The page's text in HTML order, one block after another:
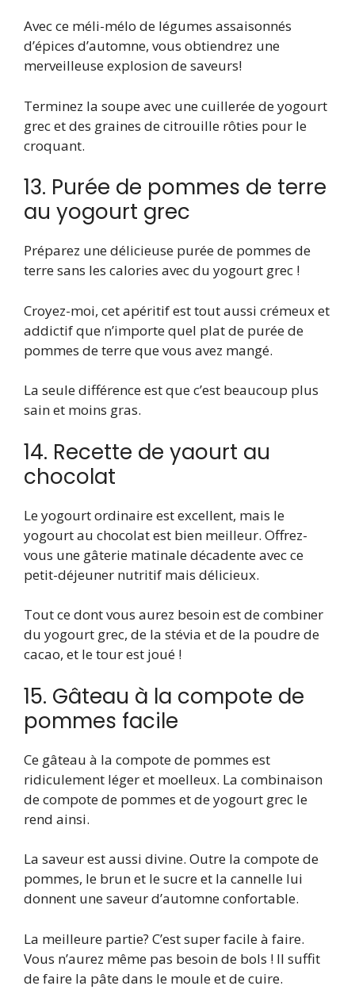
Avec ce méli-mélo de légumes assaisonnés
d’épices d’automne, vous obtiendrez une
merveilleuse explosion de saveurs!
Terminez la soupe avec une cuillerée de yogourt
grec et des graines de citrouille rôties pour le
croquant.
13. Purée de pommes de terre
au yogourt grec
Préparez une délicieuse purée de pommes de
terre sans les calories avec du yogourt grec !
Croyez-moi, cet apéritif est tout aussi crémeux et
addictif que n’importe quel plat de purée de
pommes de terre que vous avez mangé.
La seule différence est que c’est beaucoup plus
sain et moins gras.
14. Recette de yaourt au
chocolat
Le yogourt ordinaire est excellent, mais le
yogourt au chocolat est bien meilleur. Offrez-
vous une gâterie matinale décadente avec ce
petit-déjeuner nutritif mais délicieux.
Tout ce dont vous aurez besoin est de combiner
du yogourt grec, de la stévia et de la poudre de
cacao, et le tour est joué !
15. Gâteau à la compote de
pommes facile
Ce gâteau à la compote de pommes est
ridiculement léger et moelleux. La combinaison
de compote de pommes et de yogourt grec le
rend ainsi.
La saveur est aussi divine. Outre la compote de
pommes, le brun et le sucre et la cannelle lui
donnent une saveur d’automne confortable.
La meilleure partie? C’est super facile à faire.
Vous n’aurez même pas besoin de bols ! Il suffit
de faire la pâte dans le moule et de cuire.